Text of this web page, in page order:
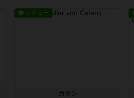
レビュー
カタン